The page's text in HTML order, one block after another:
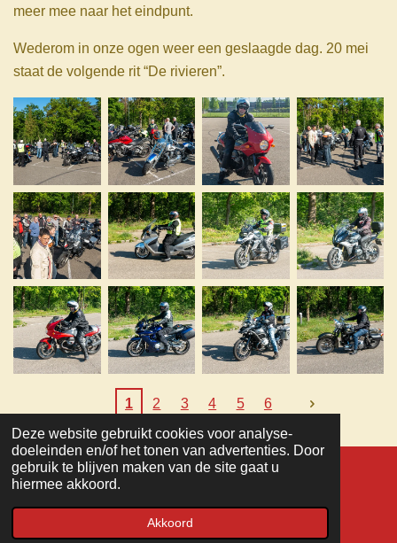
Deze website gebruikt cookies voor analyse-
doeleinden en/of het tonen van advertenties. Door
gebruik te blijven maken van de site gaat u
hiermee akkoord.
Akkoord
meer mee naar het eindpunt.
Wederom in onze ogen weer een geslaagde dag. 20 mei
staat de volgende rit “De rivieren”.
1 2 3 4 5 6
TOP